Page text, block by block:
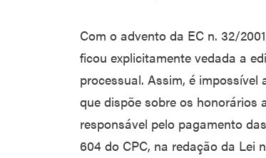
Com o advento da EC n. 32/
ficou explicitamente vedada a
processual. Assim, é impossível
que dispõe sobre os honorários
responsável pelo pagamento
604 do CPC, na redação da Lei